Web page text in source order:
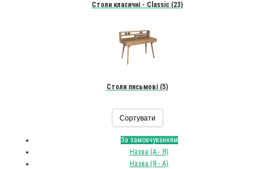
Столи класичні - Classic (23)
Столи письмові (5)
Сортувати
За замовчуванням
Назва (А - Я)
Назва (Я - А)